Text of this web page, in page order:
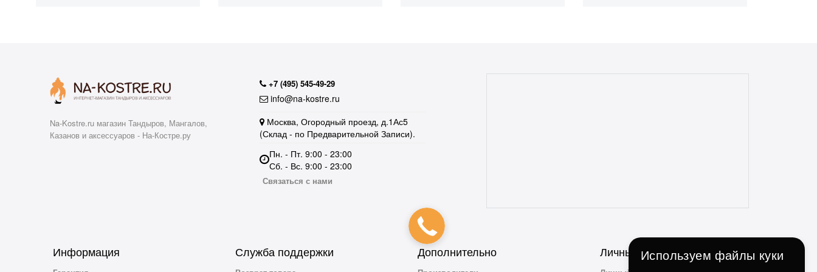
Na-Kostre.ru магазин Тандыров, Мангалов,
Казанов и аксессуаров - На-Костре.ру
+7 (495) 545-49-29
info@na-kostre.ru
Москва, Огородный проезд, д.1Ас5
(Склад - по Предварительной Записи).
Пн. - Пт. 9:00 - 23:00
Сб. - Вс. 9:00 - 23:00
Связаться с нами
Информация Служба поддержки Дополнительно Личный КабинетИспользуем файлы куки